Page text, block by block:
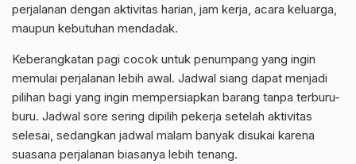
perjalanan dengan aktivitas harian, jam kerja, acara keluarga,
maupun kebutuhan mendadak.
Keberangkatan pagi cocok untuk penumpang yang ingin
memulai perjalanan lebih awal. Jadwal siang dapat menjadi
pilihan bagi yang ingin mempersiapkan barang tanpa terburu-
buru. Jadwal sore sering dipilih pekerja setelah aktivitas
selesai, sedangkan jadwal malam banyak disukai karena
suasana perjalanan biasanya lebih tenang.